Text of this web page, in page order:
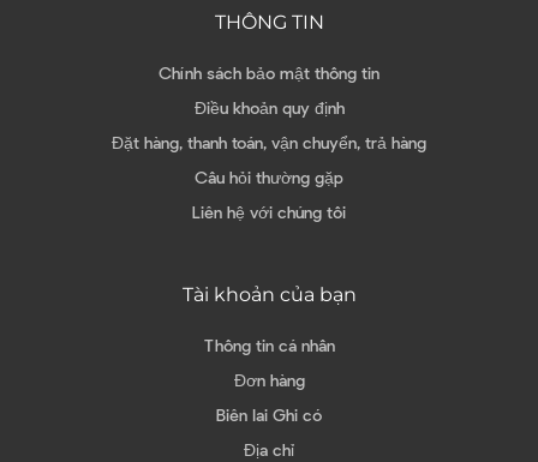
THÔNG TIN
Chính sách bảo mật thông tin
Điều khoản quy định
Đặt hàng, thanh toán, vận chuyển, trả hàng
Câu hỏi thường gặp
Liên hệ với chúng tôi
Tài khoản của bạn
Thông tin cá nhân
Đơn hàng
Biên lai Ghi có
Địa chỉ